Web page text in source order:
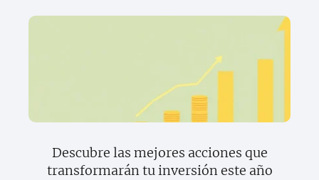
Descubre las mejores acciones que
transformarán tu inversión este año